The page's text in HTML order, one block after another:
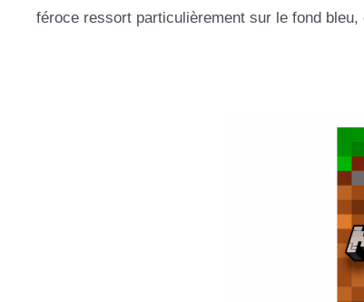
féroce ressort particulièrement sur le fond